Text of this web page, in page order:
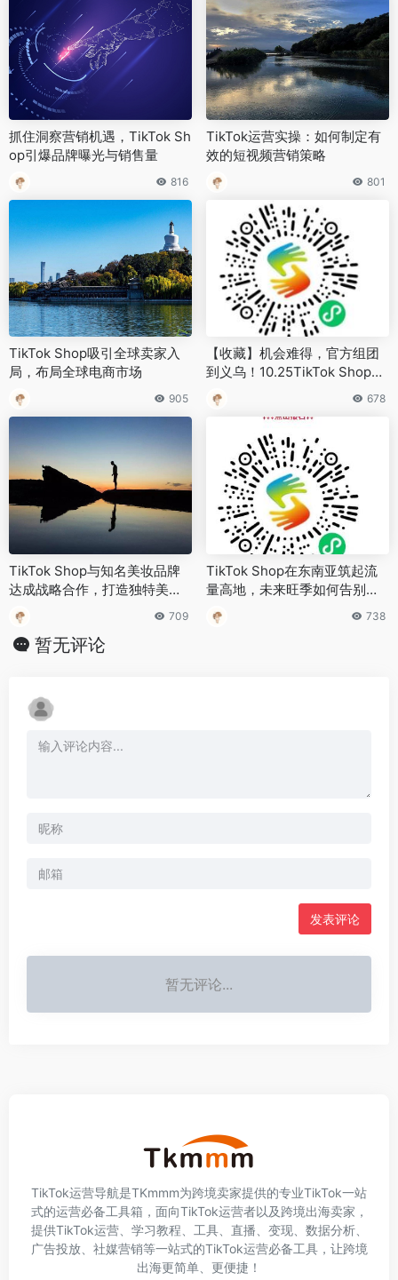
抓住洞察营销机遇，TikTok Sh
op引爆品牌曝光与销售量
816
TikTok运营实操：如何制定有
效的短视频营销策略
801
TikTok Shop吸引全球卖家入
局，布局全球电商市场
905
【收藏】机会难得，官方组团
到义乌！10.25TikTok Shop东
南亚跨境招商大会精彩全攻
略！
678
TikTok Shop与知名美妆品牌
达成战略合作，打造独特美容
体验
709
TikTok Shop在东南亚筑起流
量高地，未来旺季如何告别无
效备战？
738
暂无评论
发表评论
暂无评论...
TikTok运营导航是TKmmm为跨境卖家提供的专业TikTok一站
式的运营必备工具箱，面向TikTok运营者以及跨境出海卖家，
提供TikTok运营、学习教程、工具、直播、变现、数据分析、
广告投放、社媒营销等一站式的TikTok运营必备工具，让跨境
出海更简单、更便捷！